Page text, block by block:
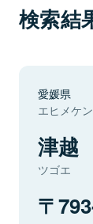
検索結
愛媛県
エヒメケン
津越
ツゴエ